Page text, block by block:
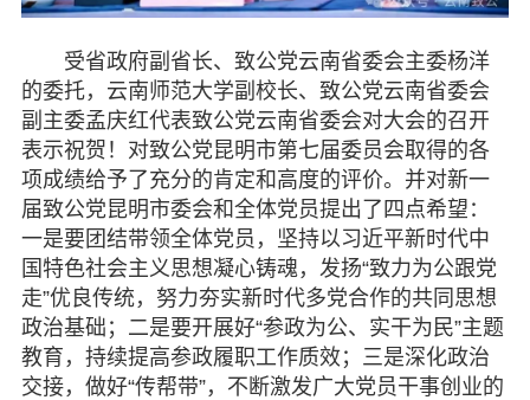
侨海动态
七彩云南
受省政府副省长、致公党云南省委会主委杨洋
的委托，云南师范大学副校长、致公党云南省委会
副主委孟庆红代表致公党云南省委会对大会的召开
表示祝贺！对致公党昆明市第七届委员会取得的各
项成绩给予了充分的肯定和高度的评价。并对新一
届致公党昆明市委会和全体党员提出了四点希望：
一是要团结带领全体党员，坚持以习近平新时代中
国特色社会主义思想凝心铸魂，发扬“致力为公跟党
走”优良传统，努力夯实新时代多党合作的共同思想
政治基础；二是要开展好“参政为公、实干为民”主题
教育，持续提高参政履职工作质效；三是深化政治
交接，做好“传帮带”，不断激发广大党员干事创业的